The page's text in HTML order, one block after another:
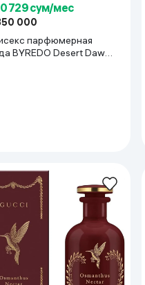
729 сум/мес
000
парфюмерная
BYREDO Desert Dawn,